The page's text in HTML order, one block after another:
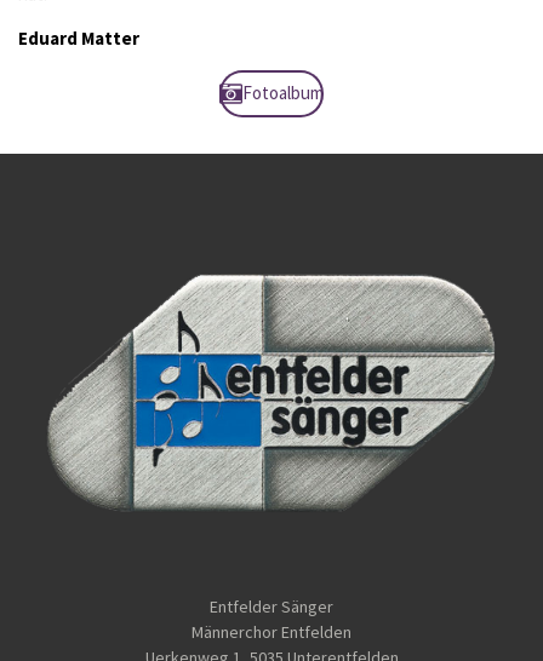
Eduard Matter
Fotoalbum
Entfelder Sänger
Männerchor Entfelden